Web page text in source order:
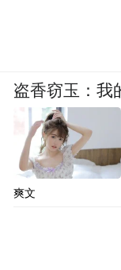
盗香窃玉：我
爽文